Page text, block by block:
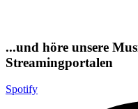
...und höre unsere
Streamingportalen
Spotify